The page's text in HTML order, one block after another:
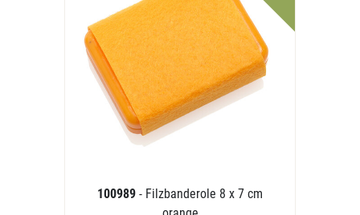
100989 - Filzbanderole 8 x 7 cm